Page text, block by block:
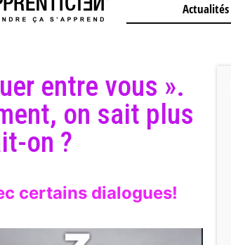
Actualités
entre vous ».
on sait plus
on ?
certains dialogues!